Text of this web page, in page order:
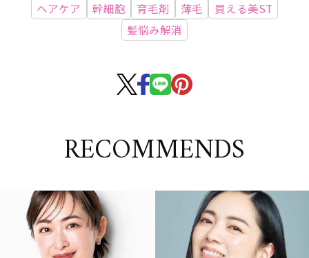
ヘアケア 幹細胞 育毛剤 薄毛
買える美ST
髪悩み解消
RECOMMENDS